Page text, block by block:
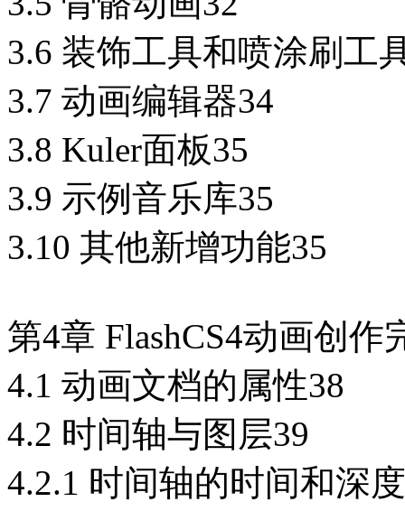
3.6 装饰工具和喷涂刷工
3.7 动画编辑器34
3.8 Kuler面板35
3.9 示例音乐库35
3.10 其他新增功能35
第4章 FlashCS4动画创作
4.1 动画文档的属性38
4.2 时间轴与图层39
4.2.1 时间轴的时间和深